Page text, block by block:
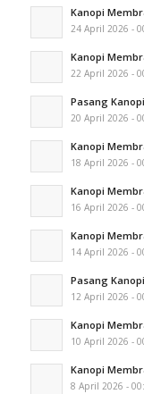
Kanopi
24 April 2026 -
Kanopi
22 April 2026 -
Pasang
20 April 2026 -
Kanopi
18 April 2026 -
Kanopi
16 April 2026 -
Kanopi
14 April 2026 -
Pasang
12 April 2026 -
Kanopi
10 April 2026 -
Kanopi
8 April 2026 -